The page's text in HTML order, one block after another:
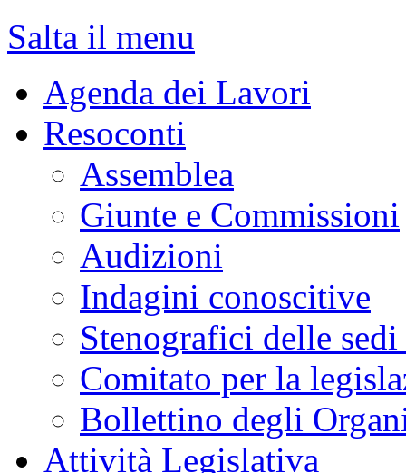
Salta il menu
Agenda dei Lavori
Resoconti
Assemblea
Giunte e Commissioni
Audizioni
Indagini conoscitive
Stenografici delle
Comitato per la
Bollettino degli
Attività Legislativa